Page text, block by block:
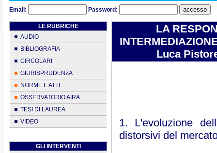
Email: Password:
LE RUBRICHE
AUDIO
BIBLIOGRAFIA
CIRCOLARI
GIURISPRUDENZA
NORME E ATTI
OSSERVATORIO AIRA
TESI DI LAUREA
VIDEO
GLI INTERVENTI
LA
Luca
1. L'evoluzione
distorsivi del